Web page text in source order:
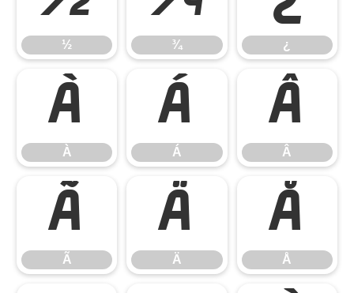
½ ¾ ¿
À
À
Á
Á
Â
Â
Ã
Ã
Ä
Ä
Å
Å